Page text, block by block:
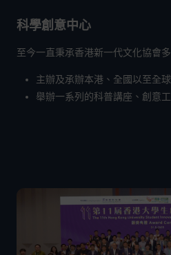
科學創意中心
至今一直秉承香港新一代文化協會
主辦及承辦本港、全國以至全
舉辦一系列的科普講座、創意